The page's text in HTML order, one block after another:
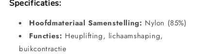
Specificaties:
Hoofdmateriaal Samenstelling: Nylon (85%)
Functies: Heuplifting, lichaamshaping,
buikcontractie